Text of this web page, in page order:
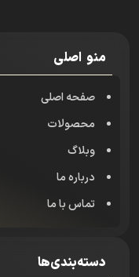
منو اصلی
صفحه اصلی
محصولات
وبلاگ
درباره ما
تماس با ما
دسته‌بندی‌ها